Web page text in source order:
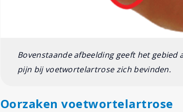
Bovenstaande afbeelding geeft het gebied
pijn bij voetwortelartrose zich bevinden.
Oorzaken voetwortelartrose